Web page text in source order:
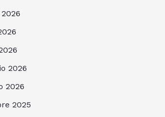
2026
2026
2025